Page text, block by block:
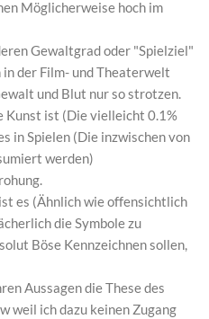
Möglicherweise hoch im
Gewaltgrad oder "Spielziel"
der Film- und Theaterwelt
und Blut nur so strotzen.
Kunst ist (Die vielleicht 0.1%
in Spielen (Die inzwischen von
werden)
es (Ähnlich wie offensichtlich
die Symbole zu
Böse Kennzeichnen sollen,
Aussagen die These des
weil ich dazu keinen Zugang